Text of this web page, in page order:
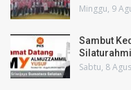
Minggu, 9
Sambut
Sabtu, 8